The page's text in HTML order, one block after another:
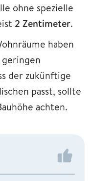
ohne spezielle
2 Zentimeter.
haben
der zukünftige
passt, sollte
achten.